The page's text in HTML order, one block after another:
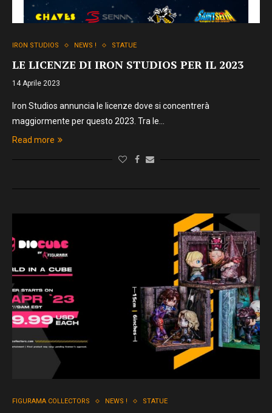
IRON STUDIOS NEWS ! STATUE
LE LICENZE DI IRON STUDIOS PER IL 2023
14 Aprile 2023
Iron Studios annuncia le licenze dove si concentrerà
maggiormente per questo 2023. Tra le…
Read more
FIGURAMA COLLECTORS NEWS ! STATUE